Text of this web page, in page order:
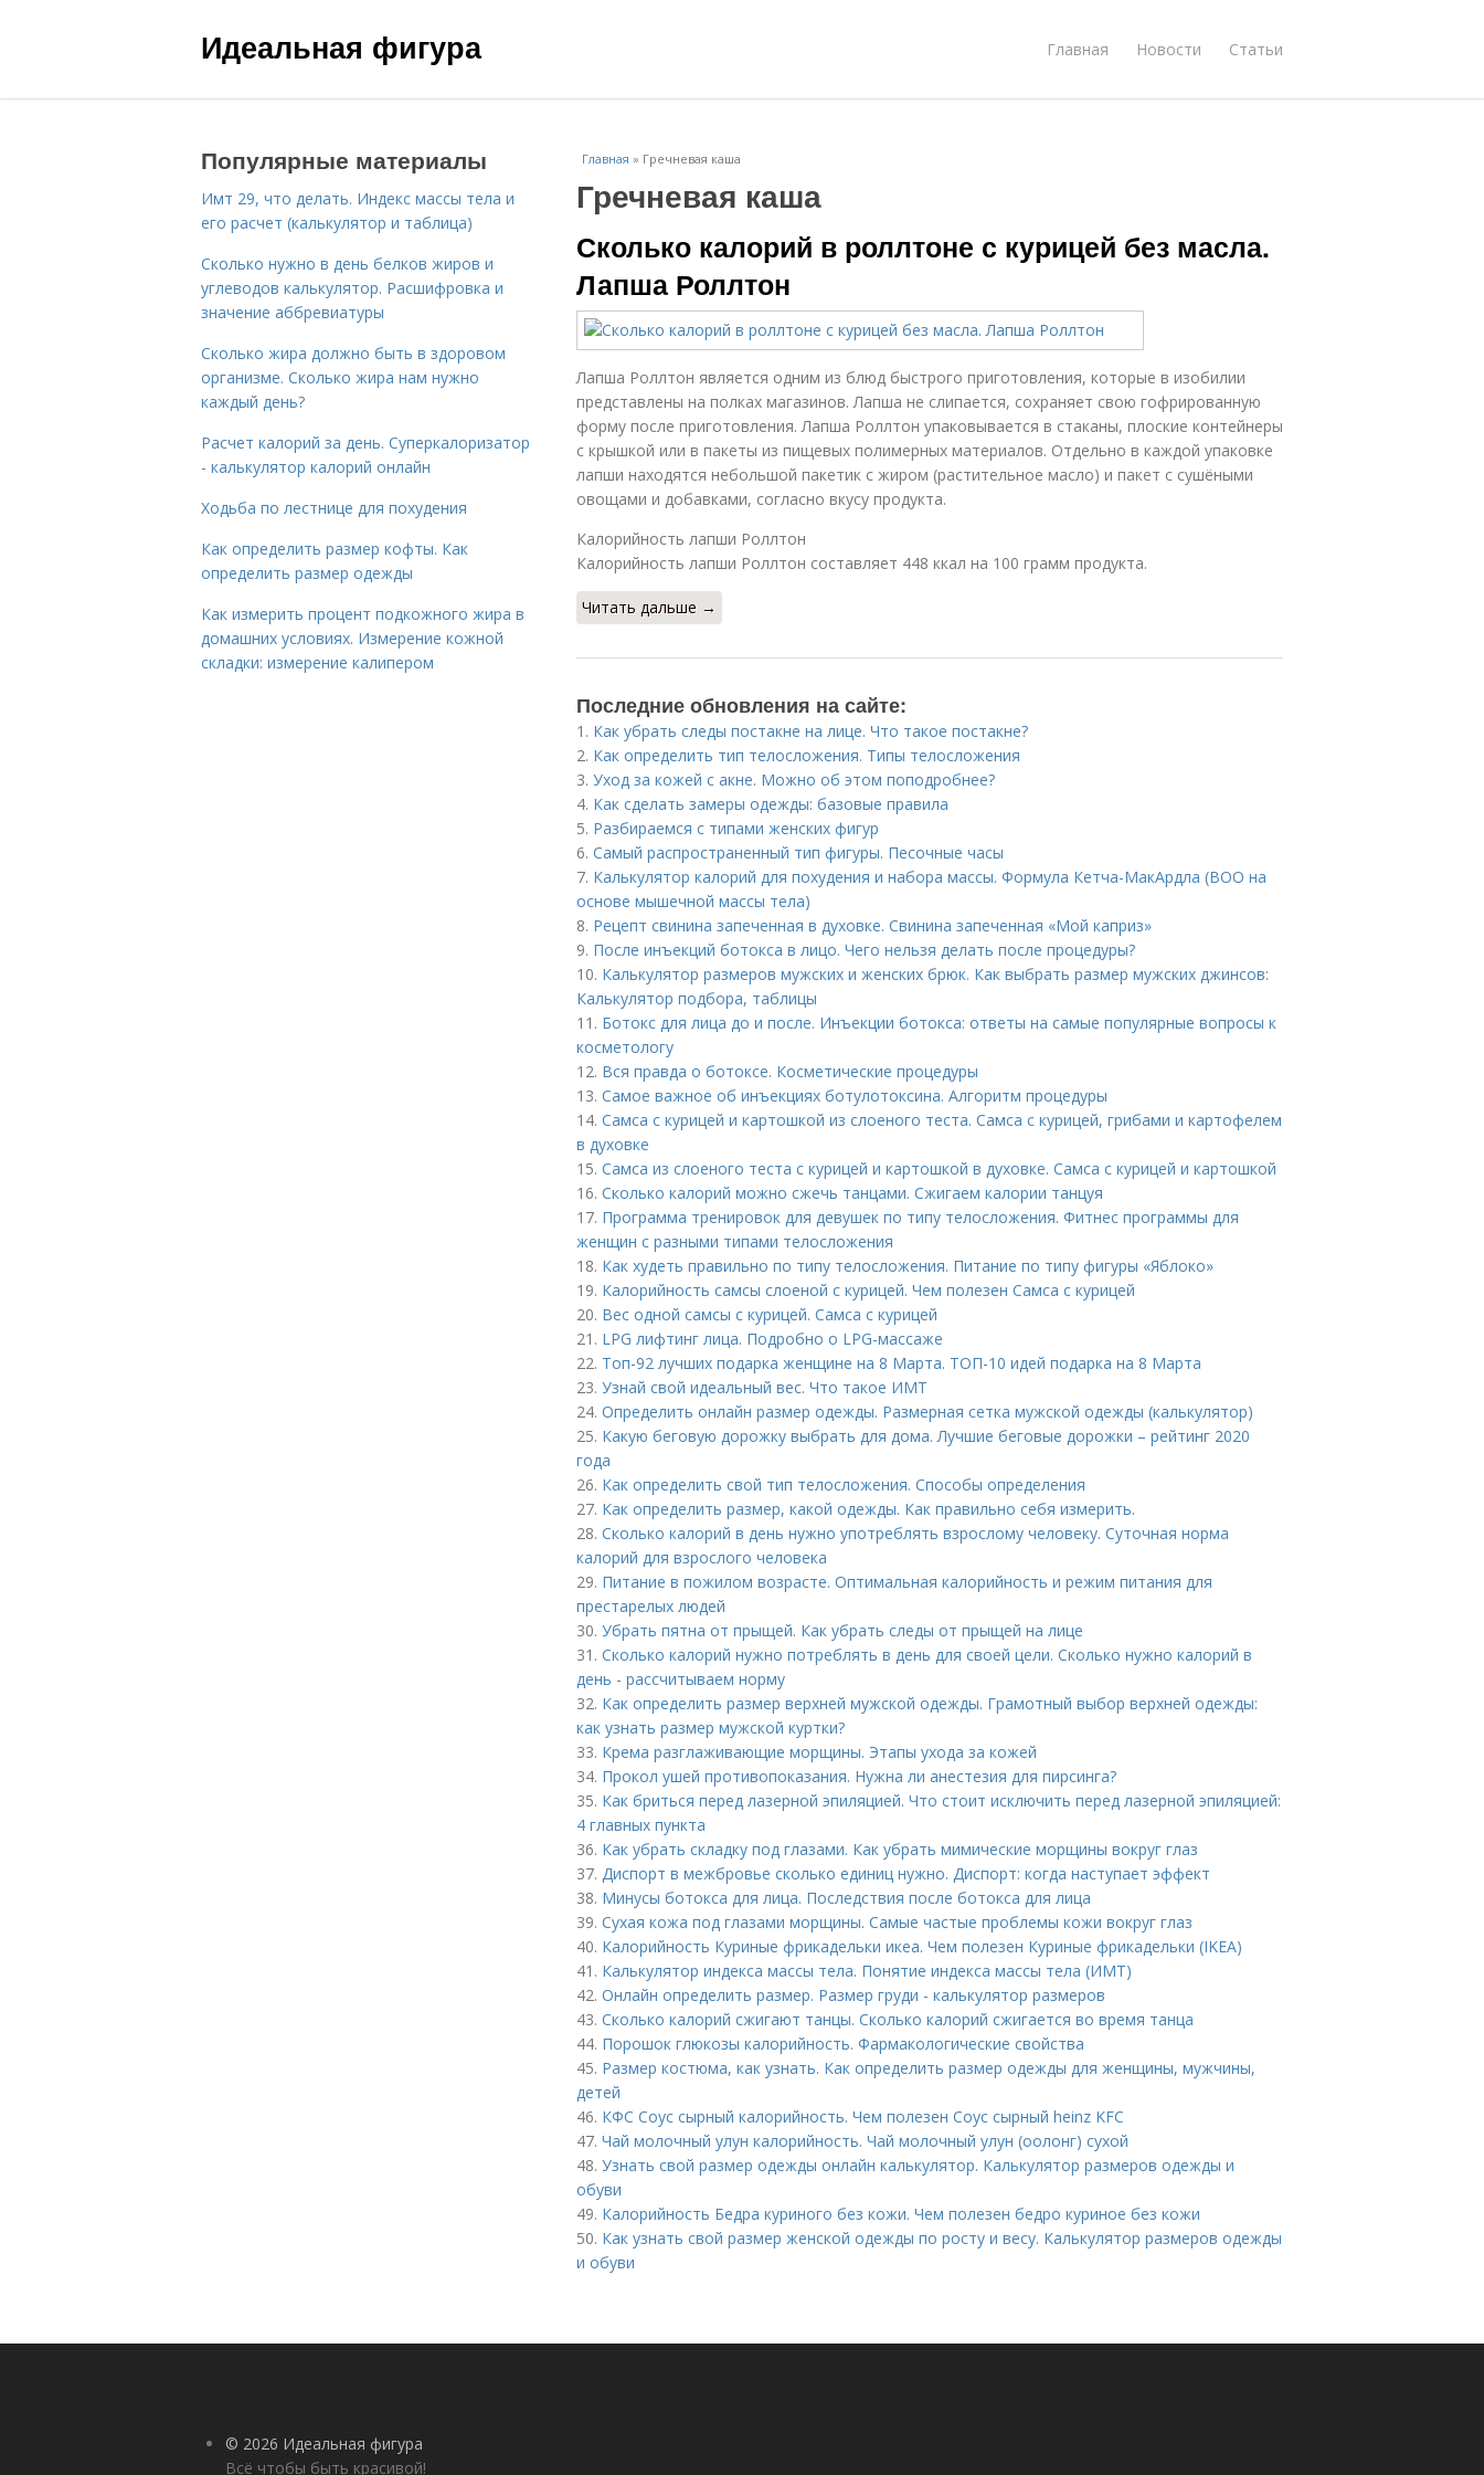
Идеальная фигура Главная Новости Статьи
Главная » Гречневая каша
Гречневая каша
Сколько калорий в роллтоне с курицей без масла.
Лапша Роллтон
Лапша Роллтон является одним из блюд быстрого приготовления, которые в изобилии
представлены на полках магазинов. Лапша не слипается, сохраняет свою гофрированную
форму после приготовления. Лапша Роллтон упаковывается в стаканы, плоские контейнеры
с крышкой или в пакеты из пищевых полимерных материалов. Отдельно в каждой упаковке
лапши находятся небольшой пакетик с жиром (растительное масло) и пакет с сушёными
овощами и добавками, согласно вкусу продукта.
Калорийность лапши Роллтон
Калорийность лапши Роллтон составляет 448 ккал на 100 грамм продукта.
Читать дальше →
Последние обновления на сайте:
1. Как убрать следы постакне на лице. Что такое постакне?
2. Как определить тип телосложения. Типы телосложения
3. Уход за кожей с акне. Можно об этом поподробнее?
4. Как сделать замеры одежды: базовые правила
5. Разбираемся с типами женских фигур
6. Самый распространенный тип фигуры. Песочные часы
7. Калькулятор калорий для похудения и набора массы. Формула Кетча-МакАрдла (ВОО на
основе мышечной массы тела)
8. Рецепт свинина запеченная в духовке. Свинина запеченная «Мой каприз»
9. После инъекций бoтoкса в лицо. Чего нельзя делать после процедуры?
10. Калькулятор размеров мужских и женских брюк. Как выбрать размер мужских джинсов:
Калькулятор подбора, таблицы
11. Ботокс для лица до и после. Инъекции ботокса: ответы на самые популярные вопросы к
косметологу
12. Вся правда о ботоксе. Косметические процедуры
13. Самое важное об инъекциях ботулотоксина. Алгоритм процедуры
14. Самса с курицей и картошкой из слоеного теста. Самса с курицей, грибами и картофелем
в духовке
15. Самса из слоеного теста с курицей и картошкой в духовке. Самса с курицей и картошкой
16. Сколько калорий можно сжечь танцами. Сжигаем калории танцуя
17. Программа тренировок для девушек по типу телосложения. Фитнес программы для
женщин с разными типами телосложения
18. Как худеть правильно по типу телосложения. Питание по типу фигуры «Яблоко»
19. Калорийность самсы слоеной с курицей. Чем полезен Самса с курицей
20. Вес одной самсы с курицей. Самса с курицей
21. LPG лифтинг лица. Подробно о LPG-массаже
22. Топ-92 лучших подарка женщине на 8 Марта. ТОП-10 идей подарка на 8 Марта
23. Узнай свой идеальный вес. Что такое ИМТ
24. Определить онлайн размер одежды. Размерная сетка мужской одежды (калькулятор)
25. Какую беговую дорожку выбрать для дома. Лучшие беговые дорожки – рейтинг 2020
года
26. Как определить свой тип телосложения. Способы определения
27. Как определить размер, какой одежды. Как правильно себя измерить.
28. Сколько калорий в день нужно употреблять взрослому человеку. Суточная норма
калорий для взрослого человека
29. Питание в пожилом возрасте. Оптимальная калорийность и режим питания для
престарелых людей
30. Убрать пятна от прыщей. Как убрать следы от прыщей на лице
31. Сколько калорий нужно потреблять в день для своей цели. Сколько нужно калорий в
день - рассчитываем норму
32. Как определить размер верхней мужской одежды. Грамотный выбор верхней одежды:
как узнать размер мужской куртки?
33. Крема разглаживающие морщины. Этапы ухода за кожей
34. Прокол ушей противопоказания. Нужна ли анестезия для пирсинга?
35. Как бриться перед лазерной эпиляцией. Что стоит исключить перед лазерной эпиляцией:
4 главных пункта
36. Как убрать складку под глазами. Как убрать мимические морщины вокруг глаз
37. Диспорт в межбровье сколько единиц нужно. Диспорт: когда наступает эффект
38. Минусы ботокса для лица. Последствия после ботокса для лица
39. Сухая кожа под глазами морщины. Самые частые проблемы кожи вокруг глаз
40. Калорийность Куриные фрикадельки икеа. Чем полезен Куриные фрикадельки (IKEA)
41. Калькулятор индекса массы тела. Понятие индекса массы тела (ИМТ)
42. Онлайн определить размер. Размер груди - калькулятор размеров
43. Сколько калорий сжигают танцы. Сколько калорий сжигается во время танца
44. Порошок глюкозы калорийность. Фармакологические свойства
45. Размер костюма, как узнать. Как определить размер одежды для женщины, мужчины,
детей
46. КФС Соус сырный калорийность. Чем полезен Соус сырный heinz KFC
47. Чай молочный улун калорийность. Чай молочный улун (оолонг) сухой
48. Узнать свой размер одежды онлайн калькулятор. Калькулятор размеров одежды и
обуви
49. Калорийность Бедра куриного без кожи. Чем полезен бедро куриное без кожи
50. Как узнать свой размер женской одежды по росту и весу. Калькулятор размеров одежды
и обуви
Популярные материалы
Имт 29, что делать. Индекс массы тела и
его расчет (калькулятор и таблица)
Сколько нужно в день белков жиров и
углеводов калькулятор. Расшифровка и
значение аббревиатуры
Сколько жира должно быть в здоровом
организме. Сколько жира нам нужно
каждый день?
Расчет калорий за день. Суперкалоризатор
- калькулятор калорий онлайн
Ходьба по лестнице для похудения
Как определить размер кофты. Как
определить размер одежды
Как измерить процент подкожного жира в
домашних условиях. Измерение кожной
складки: измерение калипером
© 2026 Идеальная фигура
Всё чтобы быть красивой!